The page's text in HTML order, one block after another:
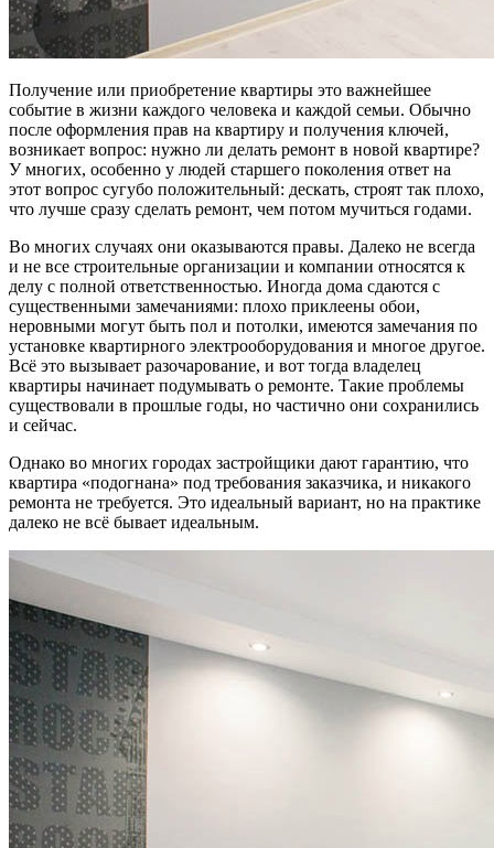
Получение или приобретение квартиры это важнейшее
событие в жизни каждого человека и каждой семьи. Обычно
после оформления прав на квартиру и получения ключей,
возникает вопрос: нужно ли делать ремонт в новой квартире?
У многих, особенно у людей старшего поколения ответ на
этот вопрос сугубо положительный: дескать, строят так плохо,
что лучше сразу сделать ремонт, чем потом мучиться годами.
Во многих случаях они оказываются правы. Далеко не всегда
и не все строительные организации и компании относятся к
делу с полной ответственностью. Иногда дома сдаются с
существенными замечаниями: плохо приклеены обои,
неровными могут быть пол и потолки, имеются замечания по
установке квартирного электрооборудования и многое другое.
Всё это вызывает разочарование, и вот тогда владелец
квартиры начинает подумывать о ремонте. Такие проблемы
существовали в прошлые годы, но частично они сохранились
и сейчас.
Однако во многих городах застройщики дают гарантию, что
квартира «подогнана» под требования заказчика, и никакого
ремонта не требуется. Это идеальный вариант, но на практике
далеко не всё бывает идеальным.